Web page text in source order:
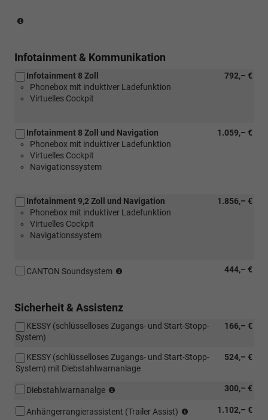
mit
LED-
Paket
oder
Paket
Plus)
Infotainment & Kommunikation
792,– €
Infotainment 8 Zoll
Phonebox mit induktiver Ladefunktion
Virtuelles Cockpit
1.059,– €
Infotainment 8 Zoll und Navigation
Phonebox mit induktiver Ladefunktion
Virtuelles Cockpit
Navigationssystem
1.856,– €
Infotainment 9,2 Zoll und Navigation
Phonebox mit induktiver Ladefunktion
Virtuelles Cockpit
Navigationssystem
444,– €
CANTON Soundsystem
Variabler
Sicherheit & Assistenz
166,– €
KESSY (schlüsselloses Zugangs- und Start-Stopp-
System)
524,– €
KESSY (schlüsselloses Zugangs- und Start-Stopp-
System) mit Diebstahlwarnanlage
300,– €
Diebstahlwarnanalge
Verbindung
1.102,– €
Anhängerrangierassistent (Trailer Assist)